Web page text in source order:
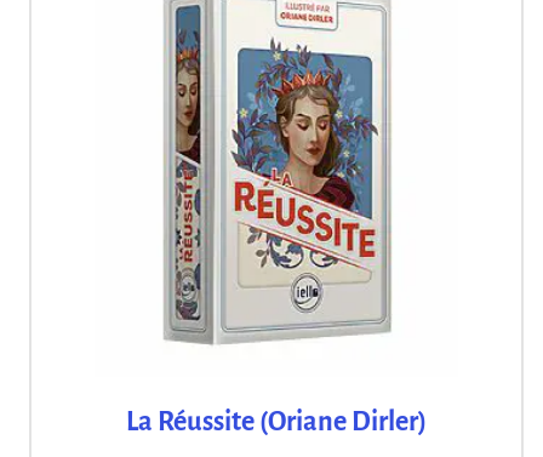
La Réussite (Oriane Dirler)